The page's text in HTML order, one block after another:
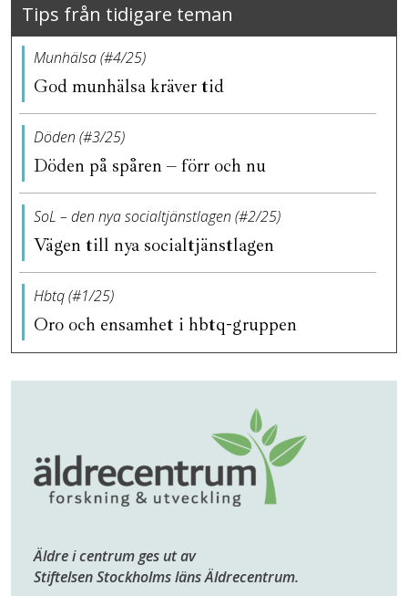
Tips från tidigare teman
Munhälsa (#4/25)
God munhälsa kräver tid
Döden (#3/25)
Döden på spåren – förr och nu
SoL – den nya socialtjänstlagen (#2/25)
Vägen till nya socialtjänstlagen
Hbtq (#1/25)
Oro och ensamhet i hbtq-gruppen
Äldre i centrum ges ut av
Stiftelsen Stockholms läns Äldrecentrum.